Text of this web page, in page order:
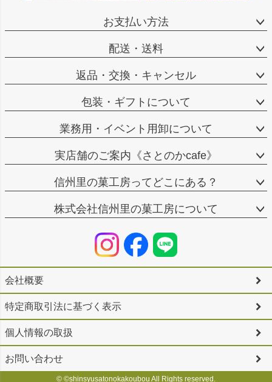
お支払い方法
配送・送料
返品・交換・キャンセル
包装・ギフトについて
業務用・イベント用卸について
実店舗のご案内《さとのかcafe》
信州里の菓工房ってどこにある？
株式会社信州里の菓工房について
会社概要
特定商取引法に基づく表示
個人情報の取扱
お問い合わせ
© ©shinsyusatonokakoubou All Rights reserved.